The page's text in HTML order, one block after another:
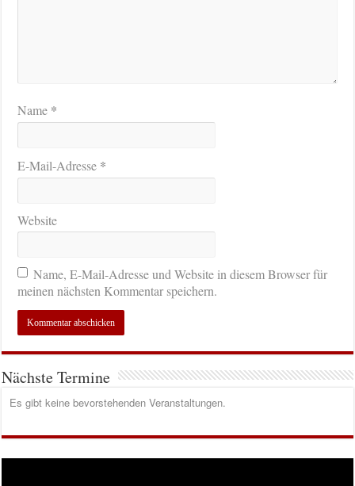
Name *
E-Mail-Adresse *
Website
Name, E-Mail-Adresse und Website in diesem Browser für
meinen nächsten Kommentar speichern.
Nächste Termine
Es gibt keine bevorstehenden Veranstaltungen.